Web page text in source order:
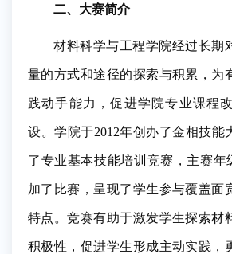
二、 大赛简介
材料科学与工程学院经过长期
量的方式和途径的探索与积累，为
践动手能力，促进学院专业课程
设。学院于2012年创办了金相技能
了专业基本技能培训竞赛，主赛年
加了比赛，呈现了学生参与覆盖面
特点。竞赛有助于激发学生探索材
积极性，促进学生形成主动实践，